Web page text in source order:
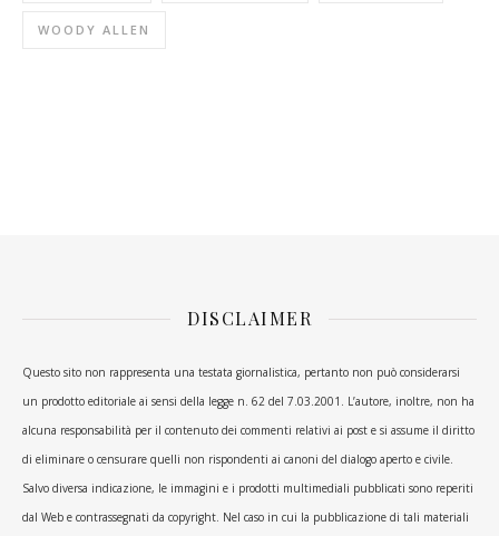
WOODY ALLEN
DISCLAIMER
Questo sito non rappresenta una testata giornalistica, pertanto non può considerarsi
un prodotto editoriale ai sensi della legge n. 62 del 7.03.2001. L’autore, inoltre, non ha
alcuna responsabilità per il contenuto dei commenti relativi ai post e si assume il diritto
di eliminare o censurare quelli non rispondenti ai canoni del dialogo aperto e civile.
Salvo diversa indicazione, le immagini e i prodotti multimediali pubblicati sono reperiti
dal Web e contrassegnati da copyright. Nel caso in cui la pubblicazione di tali materiali